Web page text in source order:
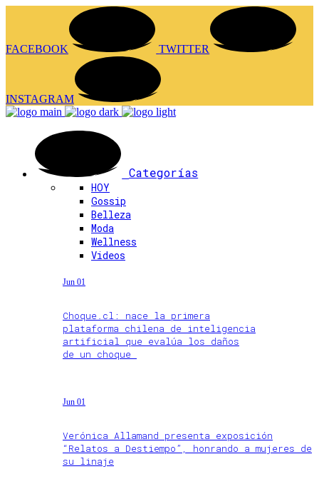
FACEBOOK TWITTER
INSTAGRAM
Categorías
HOY
Gossip
Belleza
Moda
Wellness
Videos
Jun 01
Choque.cl: nace la primera
plataforma chilena de inteligencia
artificial que evalúa los daños
de un choque
Jun 01
Verónica Allamand presenta exposición
“Relatos a Destiempo”, honrando a mujeres de
su linaje